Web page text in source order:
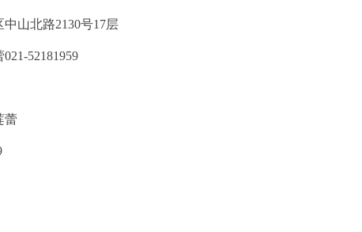
山北路2130号17层
021-52181959
蕾